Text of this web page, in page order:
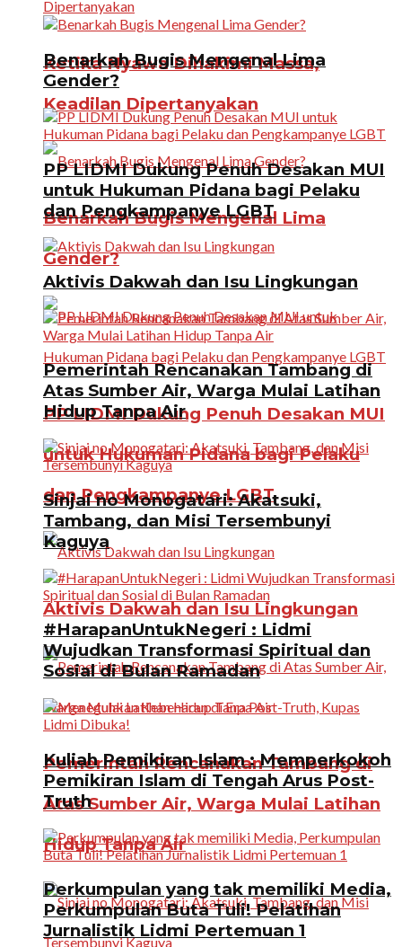
Ketika Nyawa Dihakimi Massa,
Keadilan Dipertanyakan
Benarkah Bugis Mengenal Lima
Gender?
PP LIDMI Dukung Penuh Desakan MUI
untuk Hukuman Pidana bagi Pelaku
dan Pengkampanye LGBT
Aktivis Dakwah dan Isu Lingkungan
Pemerintah Rencanakan Tambang di
Atas Sumber Air, Warga Mulai Latihan
Hidup Tanpa Air
Benarkah Bugis Mengenal Lima
Gender?
PP LIDMI Dukung Penuh Desakan MUI
untuk Hukuman Pidana bagi Pelaku
dan Pengkampanye LGBT
Aktivis Dakwah dan Isu Lingkungan
Pemerintah Rencanakan Tambang di
Atas Sumber Air, Warga Mulai Latihan
Hidup Tanpa Air
Sinjai no Monogatari: Akatsuki,
Tambang, dan Misi Tersembunyi
Kaguya
#HarapanUntukNegeri : Lidmi
Wujudkan Transformasi Spiritual dan
Sosial di Bulan Ramadan
Kuliah Pemikiran Islam : Memperkokoh
Pemikiran Islam di Tengah Arus Post-
Truth
Perkumpulan yang tak memiliki Media,
Perkumpulan Buta Tuli! Pelatihan
Jurnalistik Lidmi Pertemuan 1